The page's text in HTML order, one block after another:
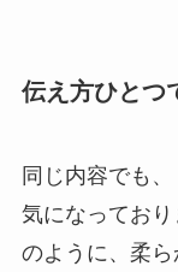
伝え方ひとつ
同じ内容でも
気になっており
のように、柔